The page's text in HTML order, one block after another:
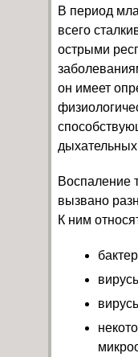
В период
всего
острыми
он имеет
дыхательных
Воспаление
вызвано
К ним